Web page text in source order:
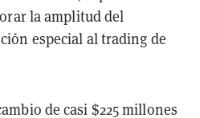
la amplitud del
especial al trading de
de casi $225 millones